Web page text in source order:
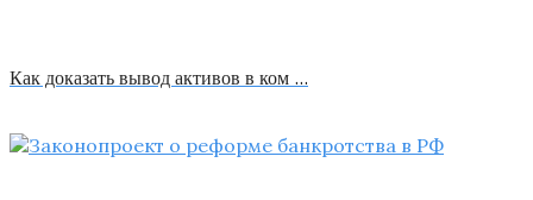
Как доказать вывод активов в ком …